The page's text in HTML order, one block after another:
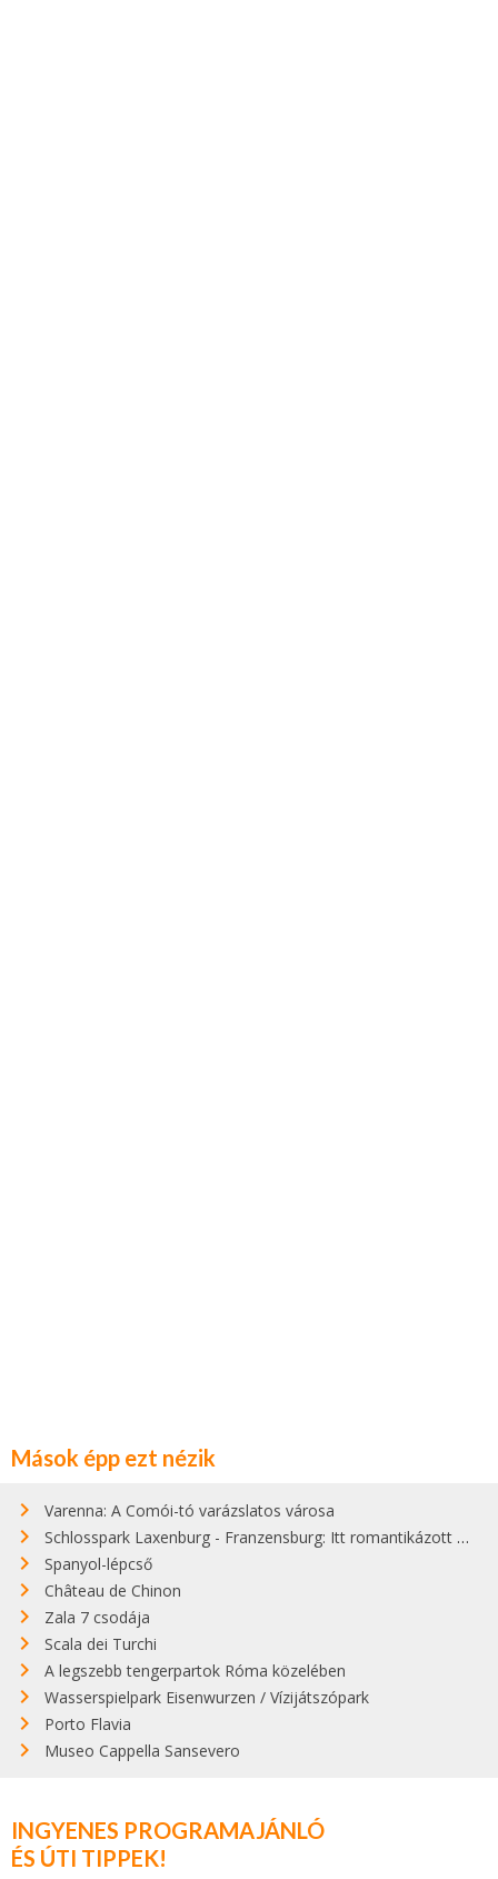
Mások épp ezt nézik
Varenna: A Comói-tó varázslatos városa
Schlosspark Laxenburg - Franzensburg: Itt romantikázott Sisi és Ferenc József
Spanyol-lépcső
Château de Chinon
Zala 7 csodája
Scala dei Turchi
A legszebb tengerpartok Róma közelében
Wasserspielpark Eisenwurzen / Vízijátszópark
Porto Flavia
Museo Cappella Sansevero
INGYENES PROGRAMAJÁNLÓ
ÉS ÚTI TIPPEK!